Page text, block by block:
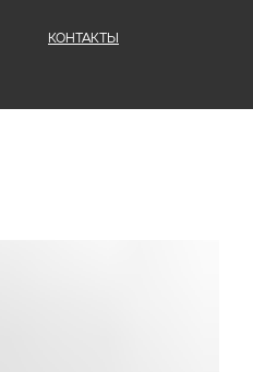
КОНТАКТЫ